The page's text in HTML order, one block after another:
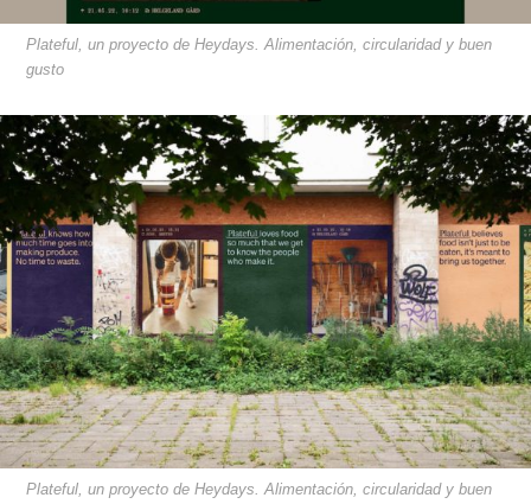
Plateful, un proyecto de Heydays. Alimentación, circularidad y buen
gusto
Plateful, un proyecto de Heydays. Alimentación, circularidad y buen